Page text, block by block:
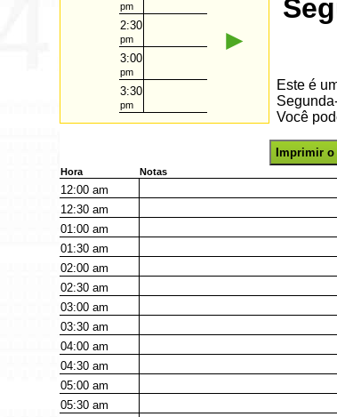
pm
2:30
pm
3:00
pm
3:30
pm
►
Este é
Você
Imprimir o
Hora Notas
12:00am
12:30am
01:00am
01:30am
02:00am
02:30am
03:00am
03:30am
04:00am
04:30am
05:00am
05:30am